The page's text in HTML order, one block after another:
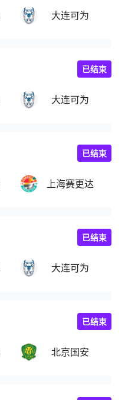
大连可为
大连可为
已结束
上海赛更达
已结束
大连可为
已结束
北京国安
已结束